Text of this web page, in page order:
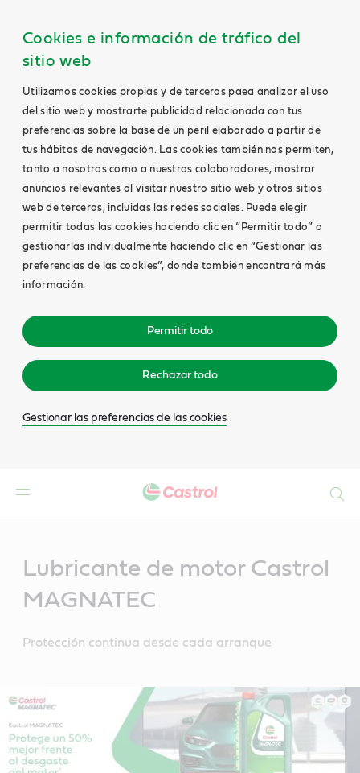
Cookies e información de tráfico del
sitio web
Utilizamos cookies propias y de terceros paea analizar el uso
del sitio web y mostrarte publicidad relacionada con tus
preferencias sobre la base de un peril elaborado a partir de
tus hábitos de navegación. Las cookies también nos permiten,
tanto a nosotros como a nuestros colaboradores, mostrar
anuncios relevantes al visitar nuestro sitio web y otros sitios
web de terceros, incluidas las redes sociales. Puede elegir
permitir todas las cookies haciendo clic en “Permitir todo” o
gestionarlas individualmente haciendo clic en “Gestionar las
preferencias de las cookies”, donde también encontrará más
información.
Permitir todo
Rechazar todo
Gestionar las preferencias de las cookies
Lubricante de motor Castrol
MAGNATEC
Protección continua desde cada arranque